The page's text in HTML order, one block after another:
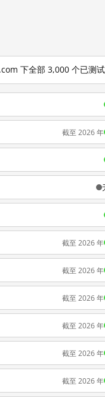
下全部 3,000 个已测
截至 2026 年
截至 2026 年
截至 2026 年
截至 2026 年
截至 2026 年
截至 2026 年
截至 2026 年